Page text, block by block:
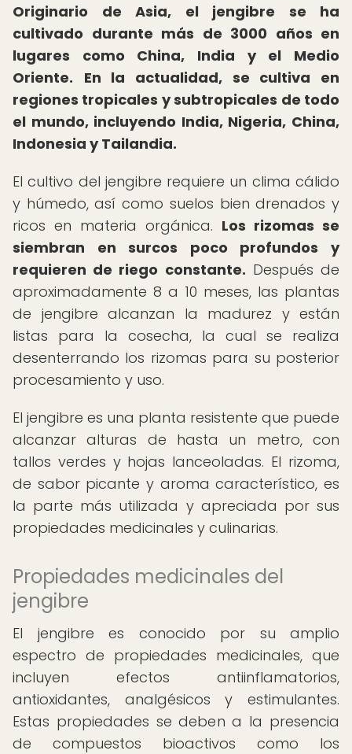
Originario de Asia, el jengibre se ha
cultivado durante más de 3000 años en
lugares como China, India y el Medio
Oriente.
En la actualidad, se cultiva en
regiones tropicales y subtropicales de todo
el mundo, incluyendo India, Nigeria, China,
Indonesia y Tailandia.
El cultivo del jengibre requiere un clima cálido
y húmedo, así como suelos bien drenados y
ricos en materia orgánica. Los rizomas se
siembran en surcos poco profundos y
requieren de riego constante. Después de
aproximadamente 8 a 10 meses, las plantas
de jengibre alcanzan la madurez y están
listas para la cosecha, la cual se realiza
desenterrando los rizomas para su posterior
procesamiento y uso.
El jengibre es una planta resistente que puede
alcanzar alturas de hasta un metro, con
tallos verdes y hojas lanceoladas. El rizoma,
de sabor picante y aroma característico, es
la parte más utilizada y apreciada por sus
propiedades medicinales y culinarias.
Propiedades medicinales del
jengibre
El jengibre es conocido por su amplio
espectro de propiedades medicinales, que
incluyen efectos antiinflamatorios,
antioxidantes, analgésicos y estimulantes.
Estas propiedades se deben a la presencia
de compuestos bioactivos como los